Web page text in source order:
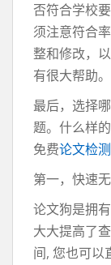
否符合学校
须注意符合
整和修改，
有很大帮助。
最后，选择
题。什么样
免费论文检测
第一，快速
论文狗是拥
大大提高了
间, 您也可以